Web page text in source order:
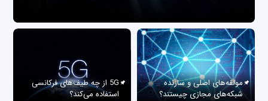
مولفه‌های اصلی و سازنده
شبکه‌های مجازی چیستند؟
5G از چه طیف‌های فرکانسی
استفاده می‌کند؟